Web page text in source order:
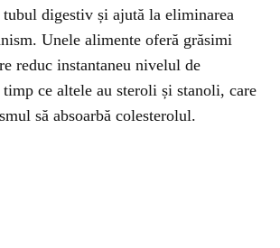
digestiv și ajută la eliminarea
Unele alimente oferă grăsimi
reduc instantaneu nivelul de
ce altele au steroli și stanoli, care
să absoarbă colesterolul.